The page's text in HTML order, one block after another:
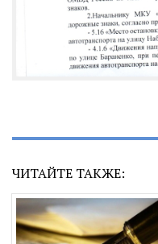
ЧИТАЙТЕ ТАКЖЕ: